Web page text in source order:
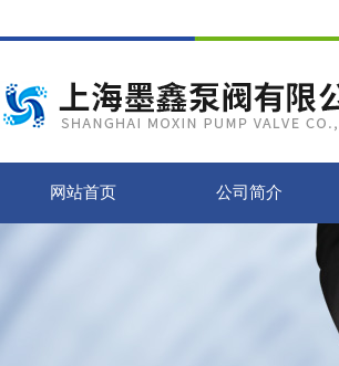
网站首页 公司简介